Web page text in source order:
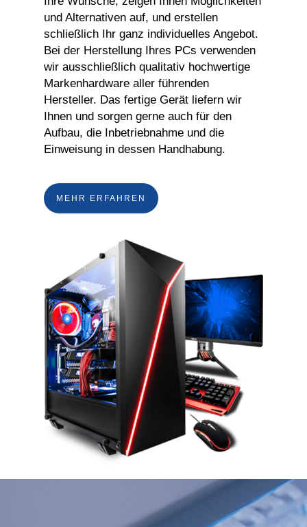
und Alternativen auf, und erstellen
schließlich Ihr ganz individuelles Angebot.
Bei der Herstellung Ihres PCs verwenden
wir ausschließlich qualitativ hochwertige
Markenhardware aller führenden
Hersteller. Das fertige Gerät liefern wir
Ihnen und sorgen gerne auch für den
Aufbau, die Inbetriebnahme und die
Einweisung in dessen Handhabung.
MEHR ERFAHREN